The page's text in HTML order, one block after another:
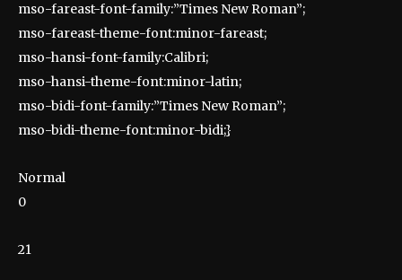
mso-fareast-font-family:”Times New Roman”;
mso-fareast-theme-font:minor-fareast;
mso-hansi-font-family:Calibri;
mso-hansi-theme-font:minor-latin;
mso-bidi-font-family:”Times New Roman”;
mso-bidi-theme-font:minor-bidi;}
Normal
0
21